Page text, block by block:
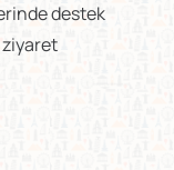
destek
ziyaret